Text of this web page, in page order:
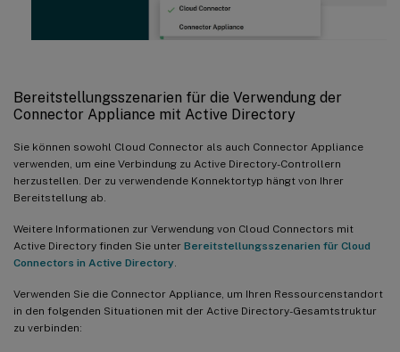
Bereitstellungsszenarien für die Verwendung der
Connector Appliance mit Active Directory
Sie können sowohl Cloud Connector als auch Connector Appliance
verwenden, um eine Verbindung zu Active Directory-Controllern
herzustellen. Der zu verwendende Konnektortyp hängt von Ihrer
Bereitstellung ab.
Weitere Informationen zur Verwendung von Cloud Connectors mit
Active Directory finden Sie unter Bereitstellungsszenarien für Cloud
Connectors in Active Directory.
Verwenden Sie die Connector Appliance, um Ihren Ressourcenstandort
in den folgenden Situationen mit der Active Directory-Gesamtstruktur
zu verbinden: